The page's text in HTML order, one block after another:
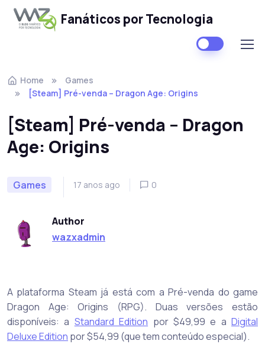
Fanáticos por Tecnologia
Home
Games
[Steam] Pré-venda – Dragon Age: Origins
[Steam] Pré-venda – Dragon
Age: Origins
Games 17 anos ago 0
Author
wazxadmin
A plataforma Steam já está com a Pré-venda do game
Dragon Age: Origins (RPG). Duas versões estão
disponíveis: a Standard Edition por $49,99 e a Digital
Deluxe Edition por $54,99 (que tem conteúdo especial).